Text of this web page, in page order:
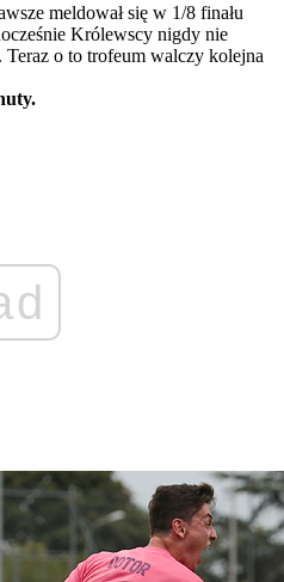
meldował się w 1/8 finału
Królewscy nigdy nie
Teraz o to trofeum walczy kolejna